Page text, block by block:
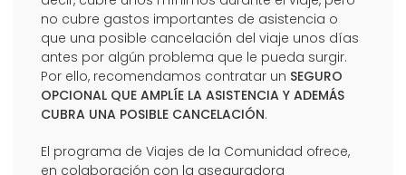
no cubre gastos importantes de asistencia o
que una posible cancelación del viaje unos días
antes por algún problema que le pueda surgir.
Por ello, recomendamos contratar un SEGURO
OPCIONAL QUE AMPLÍE LA ASISTENCIA Y ADEMÁS
CUBRA UNA POSIBLE CANCELACIÓN.
El programa de Viajes de la Comunidad ofrece,
en colaboración con la aseguradora